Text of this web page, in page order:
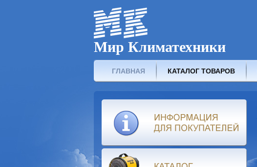
Мир Климатехники
ГЛАВНАЯ КАТАЛОГ ТОВАРОВ